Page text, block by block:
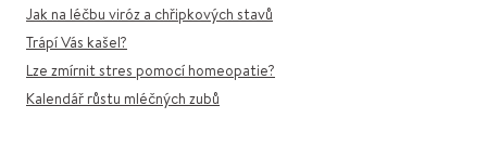
Jak na léčbu viróz a chřipkových stavů
Trápí Vás kašel?
Lze zmírnit stres pomocí homeopatie?
Kalendář růstu mléčných zubů